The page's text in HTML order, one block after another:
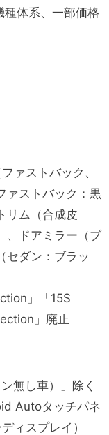
種体系、一部価格
ァストバック、
ァストバック：黒
リム（合成皮
、ドアミラー（ブ
セダン：ブラッ
」「15S
」廃止
無し車）」除く
Autoタッチパネ
ィスプレイ）